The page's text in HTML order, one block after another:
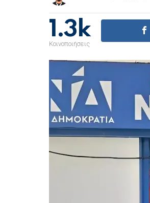
1.3k
Κοινοποιήσεις